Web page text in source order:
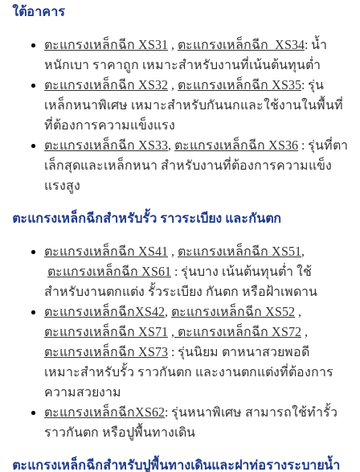
ใต้อาคาร
ตะแกรงเหล็กฉีก XS31 , ตะแกรงเหล็กฉีก XS34: น้ำ
หนักเบา ราคาถูก เหมาะสำหรับงานที่เน้นต้นทุนต่ำ
ตะแกรงเหล็กฉีก XS32 , ตะแกรงเหล็กฉีก XS35: รุ่น
เหล็กหนาพิเศษ เหมาะสำหรับกันนกและใช้งานในพื้นที่
ที่ต้องการความแข็งแรง
ตะแกรงเหล็กฉีก XS33, ตะแกรงเหล็กฉีก XS36 : รุ่นที่ตา
เล็กสุดและเหล็กหนา สำหรับงานที่ต้องการความแข็ง
แรงสูง
ตะแกรงเหล็กฉีกสำหรับรั้ว ราวระเบียง และกันตก
ตะแกรงเหล็กฉีก XS41 , ตะแกรงเหล็กฉีก XS51 ,
ตะแกรงเหล็กฉีก XS61 : รุ่นบาง เน้นต้นทุนต่ำ ใช้
สำหรับงานตกแต่ง รั้วระเบียง กันตก หรือฝ้าเพดาน
ตะแกรงเหล็กฉีกXS42, ตะแกรงเหล็กฉีก XS52 ,
ตะแกรงเหล็กฉีก XS71 , ตะแกรงเหล็กฉีก XS72 ,
ตะแกรงเหล็กฉีก XS73 : รุ่นนิยม ตาหนาสวยพอดี
เหมาะสำหรับรั้ว ราวกันตก และงานตกแต่งที่ต้องการ
ความสวยงาม
ตะแกรงเหล็กฉีกXS62: รุ่นหนาพิเศษ สามารถใช้ทำรั้ว
ราวกันตก หรือปูพื้นทางเดิน
ตะแกรงเหล็กฉีกสำหรับปูพื้นทางเดินและฝาท่อรางระบายน้ำ